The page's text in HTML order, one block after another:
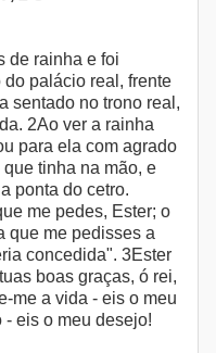
de rainha e foi
palácio real, frente
sentado no trono real,
2Ao ver a rainha
para ela com agrado
tinha na mão, e
ponta do cetro.
me pedes, Ester; o
que me pedisses a
concedida". 3Ester
boas graças, ó rei,
me a vida - eis o meu
- eis o meu desejo!